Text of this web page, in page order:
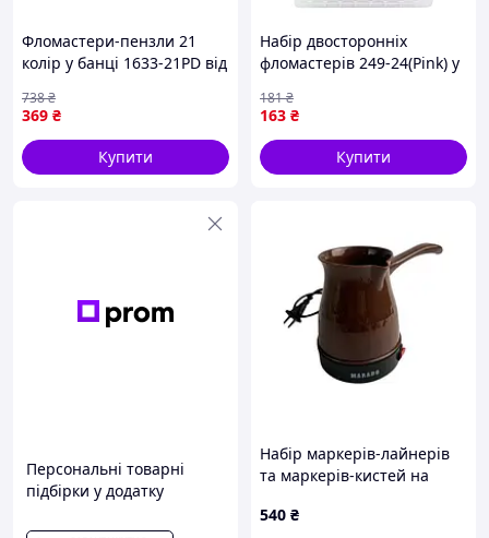
Фломастери-пензли 21
колір у банці 1633-21PD від
творчості та малювання
369 ₴
738₴
Купити
Набір двосторонніх
фломастерів 249-24(Pink) у
кольори
163 ₴
181₴
Купити
Персональні товарні
підбірки у додатку
Набір маркерів-лайнерів
та маркерів-кистей на
WORISON
540 ₴